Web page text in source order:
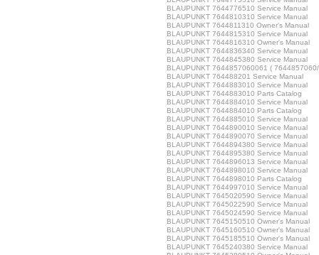
BLAUPUNKT 7644776510 Service Manual
BLAUPUNKT 7644810310 Service Manual
BLAUPUNKT 7644811310 Owner's Manual
BLAUPUNKT 7644815310 Service Manual
BLAUPUNKT 7644816310 Owner's Manual
BLAUPUNKT 7644836340 Service Manual
BLAUPUNKT 7644845380 Service Manual
BLAUPUNKT 7644857060061 (
BLAUPUNKT 764488201 Service Manual
BLAUPUNKT 7644883010 Service Manual
BLAUPUNKT 7644883010 Parts Catalog
BLAUPUNKT 7644884010 Service Manual
BLAUPUNKT 7644884010 Parts Catalog
BLAUPUNKT 7644885010 Service Manual
BLAUPUNKT 7644890010 Service Manual
BLAUPUNKT 7644890070 Service Manual
BLAUPUNKT 7644894380 Service Manual
BLAUPUNKT 7644895380 Service Manual
BLAUPUNKT 7644896013 Service Manual
BLAUPUNKT 7644898010 Service Manual
BLAUPUNKT 7644898010 Parts Catalog
BLAUPUNKT 7644997010 Service Manual
BLAUPUNKT 7645020590 Service Manual
BLAUPUNKT 7645022590 Service Manual
BLAUPUNKT 7645024590 Service Manual
BLAUPUNKT 7645150510 Owner's Manual
BLAUPUNKT 7645160510 Owner's Manual
BLAUPUNKT 7645185510 Owner's Manual
BLAUPUNKT 7645240380 Service Manual